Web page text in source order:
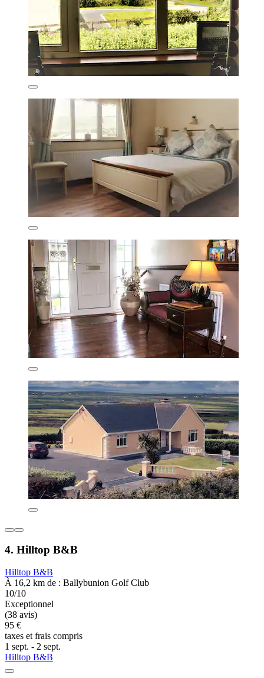
4. Hilltop B&B
Hilltop B&B
À 16,2 km de : Ballybunion Golf Club
10/10
Exceptionnel
(38 avis)
95 €
taxes et frais compris
1 sept. - 2 sept.
Hilltop B&B